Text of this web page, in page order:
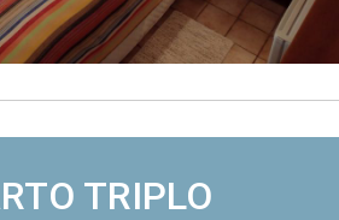
TRIPLO